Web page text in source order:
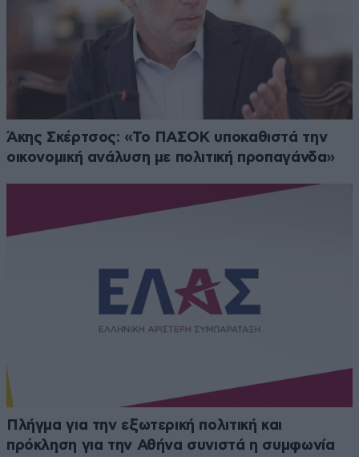
Άκης Σκέρτσος: «Το ΠΑΣΟΚ υποκαθιστά την
οικονομική ανάλυση με πολιτική προπαγάνδα»
Πλήγμα για την εξωτερική πολιτική και
πρόκληση για την Αθήνα συνιστά η συμφωνία